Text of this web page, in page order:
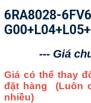
6RA8028-
--- Giá
Giá có thể thay
đặt hàng (Luôn
nhiều)